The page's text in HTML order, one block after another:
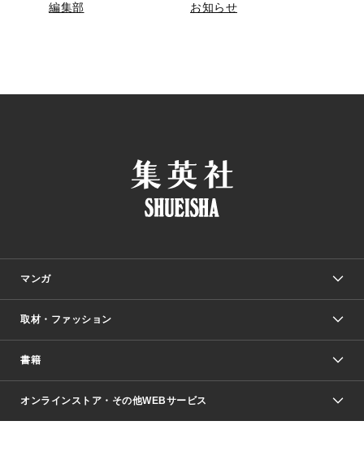
編集部 お知らせ
マンガ
少年マンガ
Vジャンプ
週刊ヤングジャンプ
少女マンガ
取材・ファッション
Seventeen
芸能・情報・スポーツ
書籍
文芸・文庫・総合
オンラインストア・その他WEBサービス